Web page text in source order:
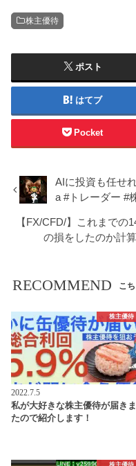
株主優待
ポスト
はてブ
Pocket
AIに投資も任せ
a #トレーダー #
【FX/CFD/】これまでの
の損をしたのか計
RECOMMEND こ
株主優待
2022.7.5
私が大好きな株主優待が届き
たので紹介します！
株主優待